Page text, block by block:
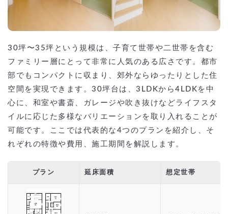
30坪〜35坪という規模は、子育て世帯や二世帯を含む
ファミリー層にとって非常に人気のある広さです。都市
部でもコンパクトに収まり、郊外ならゆったりとした住
空間を実現できます。30坪台は、3LDKから4LDKを中
心に、和室や書斎、ガレージや吹き抜けなどライフスタ
イルに応じた多様なバリエーションを取り入れることが
可能です。ここでは代表的な4つのプランを紹介し、そ
れぞれの特徴や費用、施工期間を解説します。
プラン 延床面積 想定世帯